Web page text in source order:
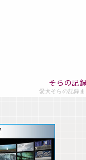
そらの記
愛犬そらの記録